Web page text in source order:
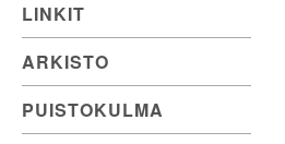
LINKIT
ARKISTO
PUISTOKULMA